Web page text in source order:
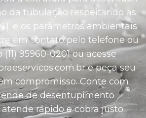
da tubulação respeitando as
e os parâmetros ambientais
em contato pelo telefone ou
95960-0201 ou acesse
e peça seu
compromisso. Conte com
de desentupimento
rápido e cobra justo.